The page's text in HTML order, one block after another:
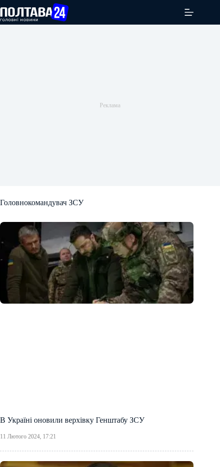
вмісту
Головнокомандувач ЗСУ
В Україні оновили верхівку Генштабу ЗСУ
11 Лютого 2024, 17:21